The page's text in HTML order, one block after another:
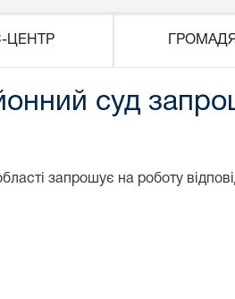
ЦЕНТР
суд
запрошує на роботу